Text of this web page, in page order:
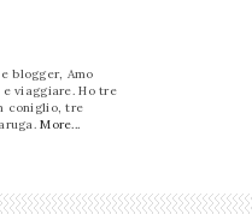
blogger, Amo
viaggiare. Ho tre
coniglio, tre
More...